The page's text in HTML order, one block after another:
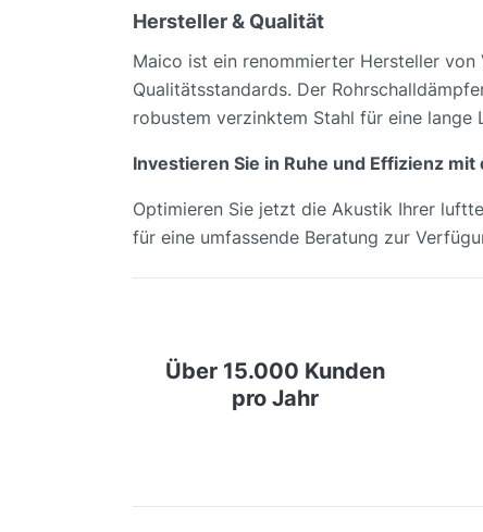
Hersteller & Qualität
Maico ist ein renommierter Hersteller
Qualitätsstandards. Der
robustem verzinktem Stahl für eine lange
Investieren Sie in Ruhe und Effizienz
Optimieren Sie jetzt die Akustik Ihrer
für eine umfassende Beratung zur
Über 15.000 Kunden
pro Jahr